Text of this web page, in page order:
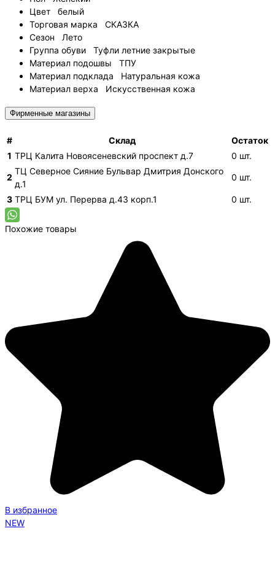
Цвет
белый
Торговая марка
СКАЗКА
Сезон
Лето
Группа обуви
Туфли летние закрытые
Материал подошвы
ТПУ
Материал подклада
Натуральная кожа
Материал верха
Искусственная кожа
Фирменные магазины
# Склад
Остаток
1 ТРЦ Калита Новоясеневский проспект д.7 0 шт.
2
ТЦ Северное Сияние Бульвар Дмитрия Донского
д.1
0 шт.
3 ТРЦ БУМ ул. Перерва д.43 корп.1 0 шт.
Похожие товары
В избранное
NEW